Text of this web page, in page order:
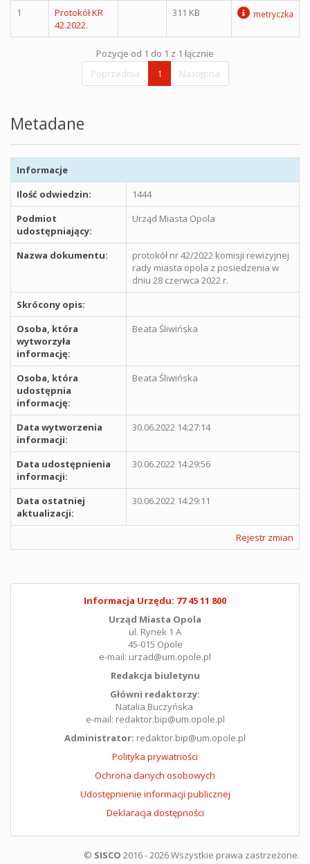
1
Protokół KR
42.2022.
311 KB metryczka
Pozycje od 1 do 1 z 1 łącznie
Poprzednia
1 Następna
Metadane
Informacje
Ilość odwiedzin:
1444
Podmiot
udostępniający:
Urząd Miasta Opola
Nazwa dokumentu:
protokół nr 42/2022 komisji rewizyjnej
rady miasta opola z posiedzenia w
dniu 28 czerwca 2022 r.
Skrócony opis:
Osoba, która
wytworzyła
informację:
Beata Śliwińska
Osoba, która
udostępnia
informację:
Beata Śliwińska
Data wytworzenia
informacji:
30.06.2022 14:27:14
Data udostępnienia
informacji:
30.06.2022 14:29:56
Data ostatniej
aktualizacji:
30.06.2022 14:29:11
Rejestr zmian
Informacja Urzędu: 77 45 11 800
Urząd Miasta Opola
ul. Rynek 1 A
45-015 Opole
e-mail: urzad@um.opole.pl
Redakcja biuletynu
Główni redaktorzy:
Natalia Buczyńska
e-mail: redaktor.bip@um.opole.pl
Administrator: redaktor.bip@um.opole.pl
Polityka prywatności
Ochrona danych osobowych
Udostępnienie informacji publicznej
Deklaracja dostępności
© SISCO 2016 - 2026 Wszystkie prawa zastrzeżone.